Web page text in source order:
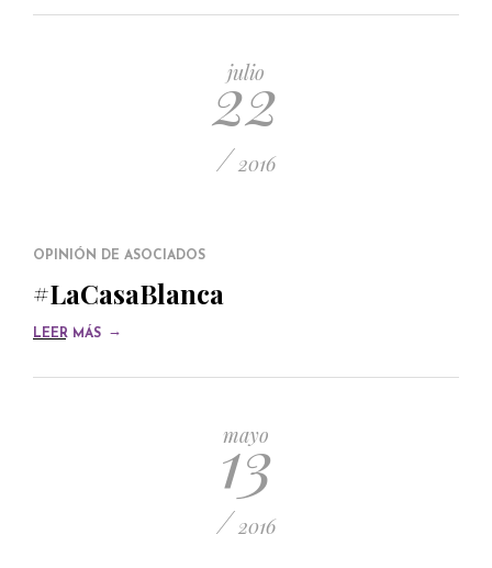
julio
22
/ 2016
OPINIÓN DE ASOCIADOS
#LaCasaBlanca
LEER MÁS →
mayo
13
/ 2016